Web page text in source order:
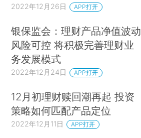
2022年12月26日 APP打开
银保监会：理财产品净值波动
风险可控 将积极完善理财业
务发展模式
2022年12月24日 APP打开
12月初理财赎回潮再起 投资
策略如何匹配产品定位
2022年12月11日 APP打开